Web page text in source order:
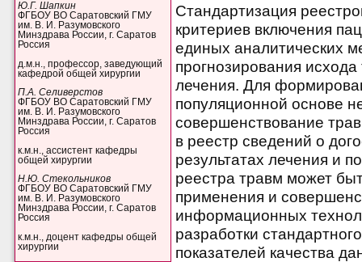
Ю.Г. Шапкин
ФГБОУ ВО Саратовский ГМУ
им. В. И. Разумовского
Минздрава России, г. Саратов
Россия
д.м.н., профессор, заведующий
кафедрой общей хирургии
П.А. Селиверстов
ФГБОУ ВО Саратовский ГМУ
им. В. И. Разумовского
Минздрава России, г. Саратов
Россия
к.м.н., ассистент кафедры
общей хирургии
Н.Ю. Стекольников
ФГБОУ ВО Саратовский ГМУ
им. В. И. Разумовского
Минздрава России, г. Саратов
Россия
к.м.н., доцент кафедры общей
хирургии
Стандартизация
критериев включения
единых аналитических
прогнозирования
лечения. Для
популяционной основе
совершенствование
в реестр сведений о
результатах лечения и
реестра травм может
применения и
информационных
разработки
показателей качества